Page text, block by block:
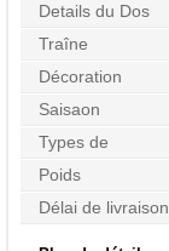
Details du Dos
Traîne
Décoration
Saisaon
Types de
Morphologie
Poids
Délai de livraison